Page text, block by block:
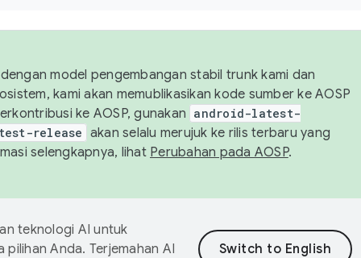
model pengembangan stabil trunk kami dan
kami akan memublikasikan kode sumber ke AOSP
ke AOSP, gunakan android-latest-
release akan selalu merujuk ke rilis terbaru yang
selengkapnya, lihat Perubahan pada AOSP.
teknologi AI untuk
Anda. Terjemahan AI